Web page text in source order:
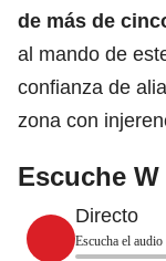
de más de
al mando de
confianza de
zona con
Escuche
Directo
Escucha el audio